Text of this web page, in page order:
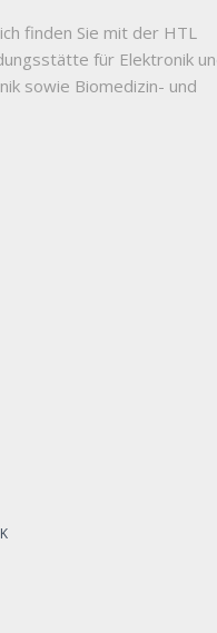
finden Sie mit der HTL
für Elektronik
sowie Biomedizin- und